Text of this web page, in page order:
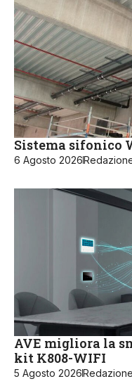
Sistema sifonico
6 Agosto 2026
AVE migliora la
kit K808-WIFI
5 Agosto 2026